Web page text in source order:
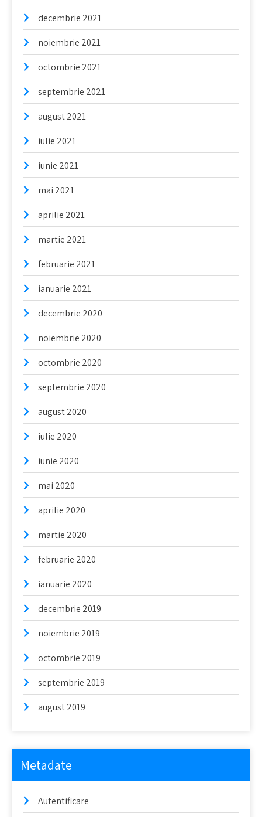
decembrie 2021
noiembrie 2021
octombrie 2021
septembrie 2021
august 2021
iulie 2021
iunie 2021
mai 2021
aprilie 2021
martie 2021
februarie 2021
ianuarie 2021
decembrie 2020
noiembrie 2020
octombrie 2020
septembrie 2020
august 2020
iulie 2020
iunie 2020
mai 2020
aprilie 2020
martie 2020
februarie 2020
ianuarie 2020
decembrie 2019
noiembrie 2019
octombrie 2019
septembrie 2019
august 2019
Metadate
Autentificare